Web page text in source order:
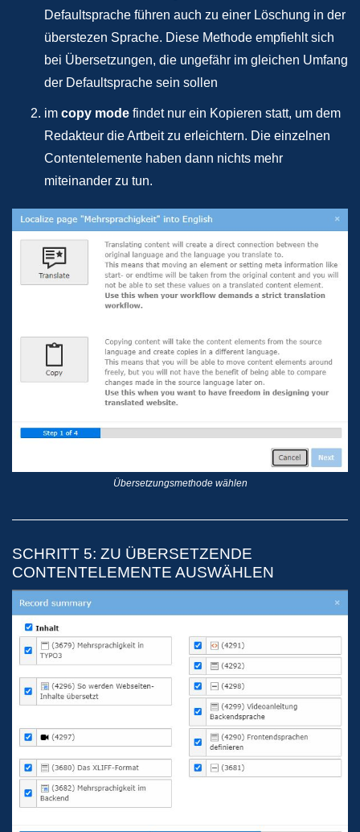
Defaultsprache führen auch zu einer Löschung in der
überstezen Sprache. Diese Methode empfiehlt sich
bei Übersetzungen, die ungefähr im gleichen Umfang
der Defaultsprache sein sollen
im copy mode findet nur ein Kopieren statt, um dem
Redakteur die Artbeit zu erleichtern. Die einzelnen
Contentelemente haben dann nichts mehr
miteinander zu tun.
Übersetzungsmethode wählen
SCHRITT 5: ZU ÜBERSETZENDE
CONTENTELEMENTE AUSWÄHLEN